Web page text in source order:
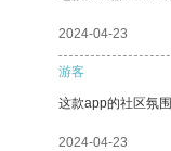
2024-04-23
游客
这款app的社区氛
2024-04-23